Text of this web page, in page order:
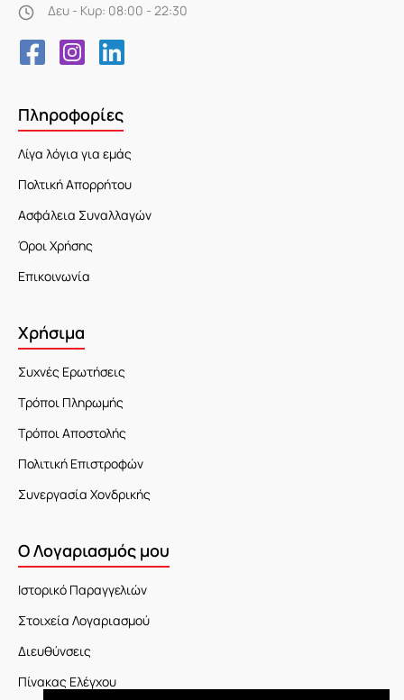
Δευ - Κυρ: 08:00 - 22:30
Πληροφορίες
Λίγα λόγια για εμάς
Πολτική Απορρήτου
Ασφάλεια Συναλλαγών
Όροι Χρήσης
Επικοινωνία
Χρήσιμα
Συχνές Ερωτήσεις
Τρόποι Πληρωμής
Τρόποι Αποστολής
Πολιτική Επιστροφών
Συνεργασία Χονδρικής
Ο Λογαριασμός μου
Ιστορικό Παραγγελιών
Στοιχεία Λογαριασμού
Διευθύνσεις
Πίνακας Ελέγχου